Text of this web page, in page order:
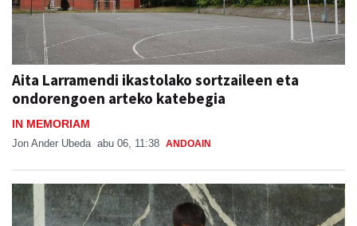
Aita Larramendi ikastolako sortzaileen eta
ondorengoen arteko katebegia
IN MEMORIAM
Jon Ander Ubeda abu 06, 11:38 ANDOAIN